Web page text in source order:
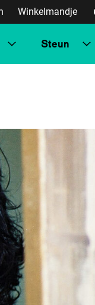
Winkelmandje
Steun